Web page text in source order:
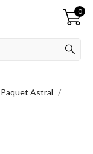
0
Paquet Astral